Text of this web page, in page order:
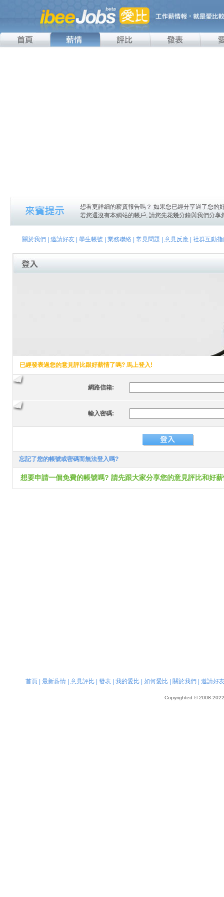
想看更詳細的薪資報告嗎？ 如果您已經分享過了您的
若您還沒有本網站的帳戶, 請您先花幾分鐘與我們分
關於我們 邀請好友| 學生帳號| 業務聯絡| 常見問題 意見反應| 社群互動指
已經發表過您的意見評比跟好薪情了嗎? 馬上登入!
網路信箱:
輸入密碼:
忘記了您的帳號或密碼而無法登入嗎?
想要申請一個免費的帳號嗎? 請先跟大家分享您的意見評比和好
首頁| 最新薪情| 意見評比| 發表| 我的愛比| 如何愛比| 關於我們 邀請好
Copyrighted © 2008-